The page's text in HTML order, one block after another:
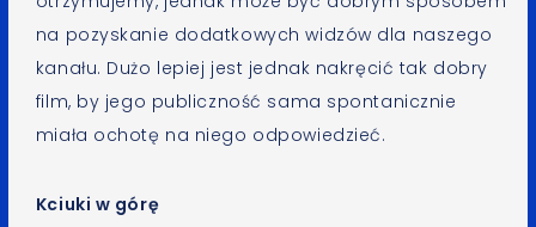
na pozyskanie dodatkowych widzów dla naszego
kanału. Dużo lepiej jest jednak nakręcić tak dobry
film, by jego publiczność sama spontanicznie
miała ochotę na niego odpowiedzieć.
Kciuki w górę